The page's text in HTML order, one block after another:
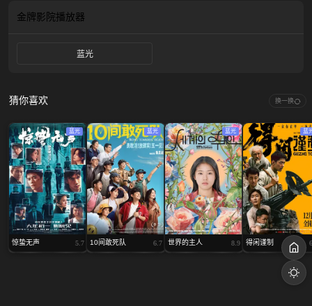
下隔阂，联手出击，在宗族宗祠与民俗游行中展开终极血战，捣毁庞大伪钞帝
金牌影院播放器
蓝光
猜你喜欢 换一换
蓝光
惊蛰无声 5.7
蓝光
10间敢死队 6.7
蓝光
世界的主人 8.9
蓝
得闲谨制